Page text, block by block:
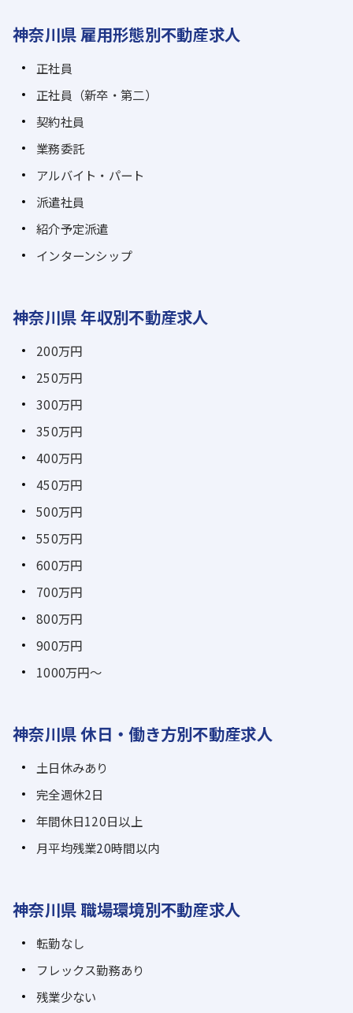
神奈川県 雇用形態別不動産求人
正社員
正社員（新卒・第二）
契約社員
業務委託
アルバイト・パート
派遣社員
紹介予定派遣
インターンシップ
神奈川県 年収別不動産求人
200万円
250万円
300万円
350万円
400万円
450万円
500万円
550万円
600万円
700万円
800万円
900万円
1000万円～
神奈川県 休日・働き方別不動産求人
土日休みあり
完全週休2日
年間休日120日以上
月平均残業20時間以内
神奈川県 職場環境別不動産求人
転勤なし
フレックス勤務あり
残業少ない